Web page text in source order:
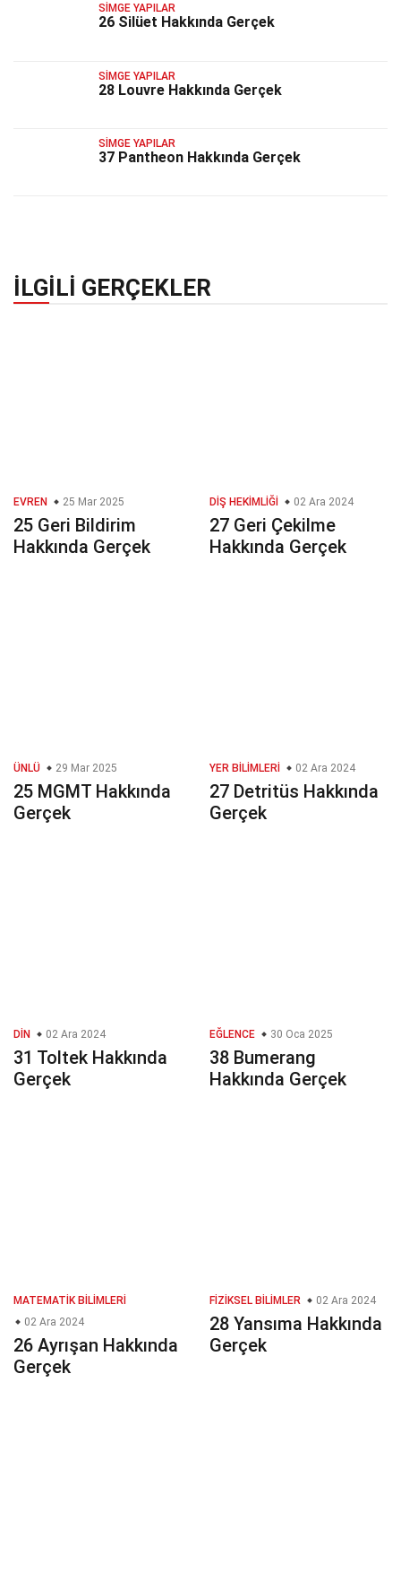
SIMGE YAPILAR
26 Silüet Hakkında Gerçek
SIMGE YAPILAR
28 Louvre Hakkında Gerçek
SIMGE YAPILAR
37 Pantheon Hakkında Gerçek
İLGILI GERÇEKLER
EVREN 25 Mar 2025
25 Geri Bildirim
Hakkında Gerçek
DIŞ HEKIMLIĞI 02 Ara 2024
27 Geri Çekilme
Hakkında Gerçek
ÜNLÜ 29 Mar 2025
25 MGMT Hakkında
Gerçek
YER BILIMLERI 02 Ara 2024
27 Detritüs Hakkında
Gerçek
DIN 02 Ara 2024
31 Toltek Hakkında
Gerçek
EĞLENCE 30 Oca 2025
38 Bumerang
Hakkında Gerçek
MATEMATIK BILIMLERI
02 Ara 2024
26 Ayrışan Hakkında
Gerçek
FIZIKSEL BILIMLER 02 Ara 2024
28 Yansıma Hakkında
Gerçek